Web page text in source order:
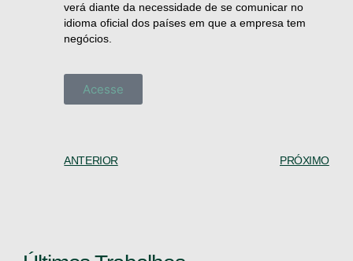
verá diante da necessidade de se comunicar no
idioma oficial dos países em que a empresa tem
negócios.
Acesse
ANTERIOR PRÓXIMO